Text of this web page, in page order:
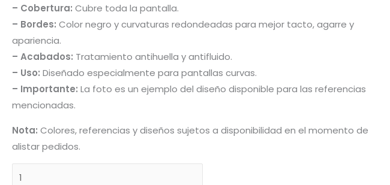
– Cobertura: Cubre toda la pantalla.
– Bordes: Color negro y curvaturas redondeadas para mejor tacto, agarre y
apariencia.
– Acabados: Tratamiento antihuella y antifluido.
– Uso: Diseñado especialmente para pantallas curvas.
– Importante: La foto es un ejemplo del diseño disponible para las referencias
mencionadas.
Nota: Colores, referencias y diseños sujetos a disponibilidad en el momento de
alistar pedidos.